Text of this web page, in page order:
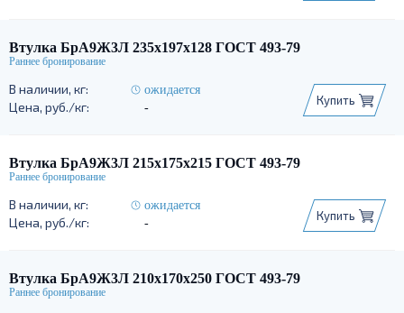
Втулка БрА9Ж3Л 235х197х128 ГОСТ 493-79
ожидается
-
Купить
Втулка БрА9Ж3Л 215х175х215 ГОСТ 493-79
ожидается
-
Купить
Втулка БрА9Ж3Л 210х170х250 ГОСТ 493-79